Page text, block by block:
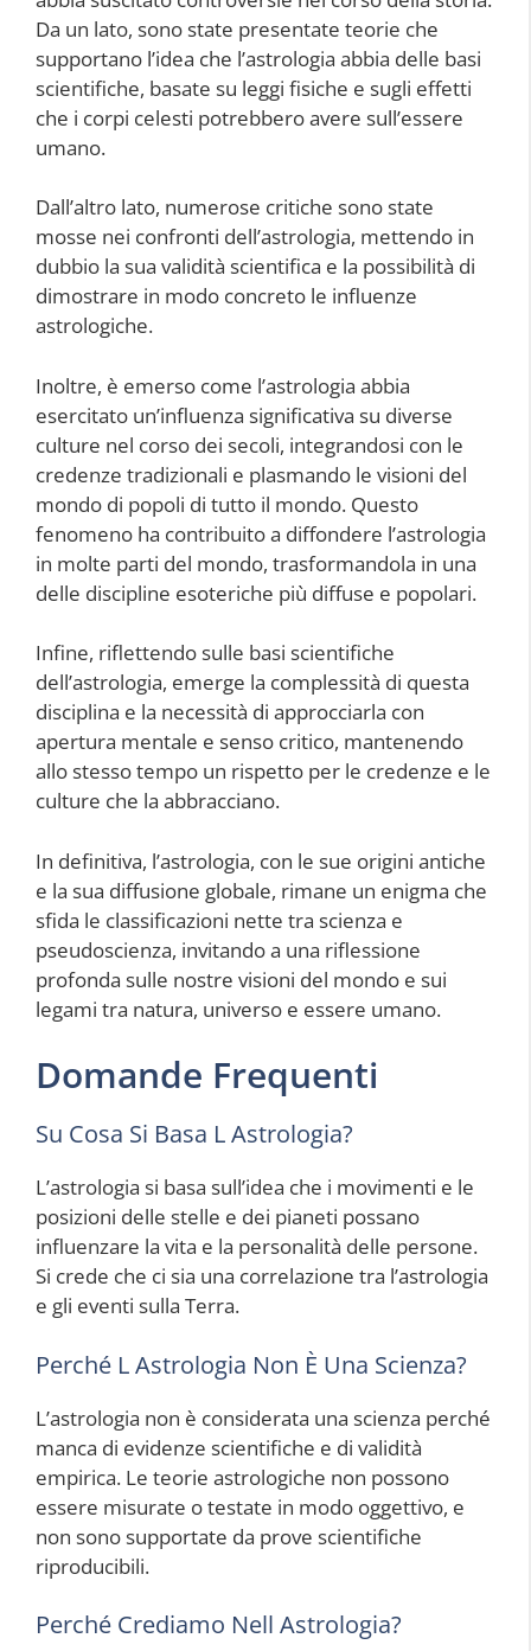
Da un lato, sono state presentate teorie che
supportano l’idea che l’astrologia abbia delle basi
scientifiche, basate su leggi fisiche e sugli effetti
che i corpi celesti potrebbero avere sull’essere
umano.
Dall’altro lato, numerose critiche sono state
mosse nei confronti dell’astrologia, mettendo in
dubbio la sua validità scientifica e la possibilità di
dimostrare in modo concreto le influenze
astrologiche.
Inoltre, è emerso come l’astrologia abbia
esercitato un’influenza significativa su diverse
culture nel corso dei secoli, integrandosi con le
credenze tradizionali e plasmando le visioni del
mondo di popoli di tutto il mondo. Questo
fenomeno ha contribuito a diffondere l’astrologia
in molte parti del mondo, trasformandola in una
delle discipline esoteriche più diffuse e popolari.
Infine, riflettendo sulle basi scientifiche
dell’astrologia, emerge la complessità di questa
disciplina e la necessità di approcciarla con
apertura mentale e senso critico, mantenendo
allo stesso tempo un rispetto per le credenze e le
culture che la abbracciano.
In definitiva, l’astrologia, con le sue origini antiche
e la sua diffusione globale, rimane un enigma che
sfida le classificazioni nette tra scienza e
pseudoscienza, invitando a una riflessione
profonda sulle nostre visioni del mondo e sui
legami tra natura, universo e essere umano.
Domande Frequenti
Su Cosa Si Basa L Astrologia?
L’astrologia si basa sull’idea che i movimenti e le
posizioni delle stelle e dei pianeti possano
influenzare la vita e la personalità delle persone.
Si crede che ci sia una correlazione tra l’astrologia
e gli eventi sulla Terra.
Perché L Astrologia Non È Una Scienza?
L’astrologia non è considerata una scienza perché
manca di evidenze scientifiche e di validità
empirica. Le teorie astrologiche non possono
essere misurate o testate in modo oggettivo, e
non sono supportate da prove scientifiche
riproducibili.
Perché Crediamo Nell Astrologia?